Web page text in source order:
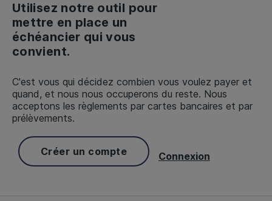
Utilisez notre outil pour
mettre en place un
échéancier qui vous
convient.
C'est vous qui décidez combien vous voulez payer et
quand, et nous nous occuperons du reste. Nous
acceptons les règlements par cartes bancaires et par
prélèvements.
Créer un compte Connexion